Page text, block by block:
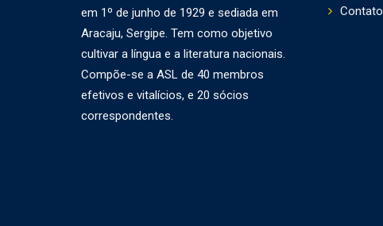
em 1º de junho de 1929 e sediada em
Aracaju, Sergipe. Tem como objetivo
cultivar a língua e a literatura nacionais.
Compõe-se a ASL de 40 membros
efetivos e vitalícios, e 20 sócios
correspondentes.
Contato